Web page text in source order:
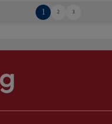
1 2 3